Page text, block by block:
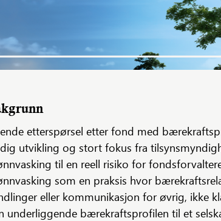
etterspørsel etter fond med
utvikling og stort fokus fra
til en reell risiko for
som en praksis hvor
eller kommunikasjon for øvrig, ikke
underliggende bærekraftsprofilen til et